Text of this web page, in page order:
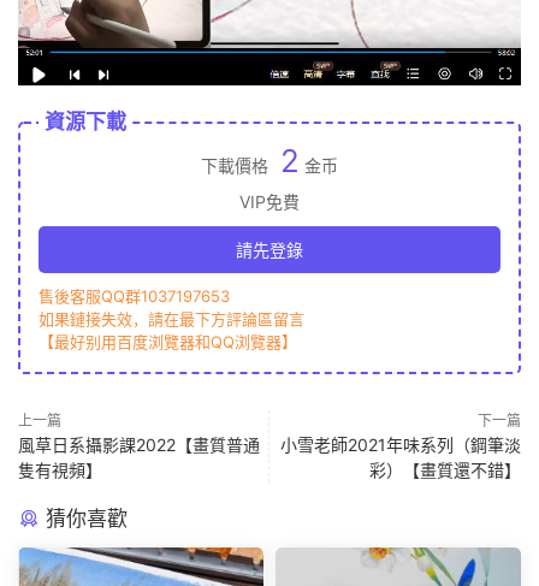
資源下載
下載價格 2 金币
VIP免費
請先登錄
售後客服QQ群1037197653
如果鏈接失效，請在最下方評論區留言
【最好别用百度浏覽器和QQ浏覽器】
上一篇
風草日系攝影課2022【畫質普通
隻有視頻】
下一篇
小雪老師2021年味系列（鋼筆淡
彩）【畫質還不錯】
猜你喜歡